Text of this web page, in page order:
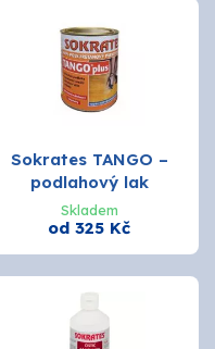
Sokrates TANGO –
podlahový lak
Skladem
od 325 Kč